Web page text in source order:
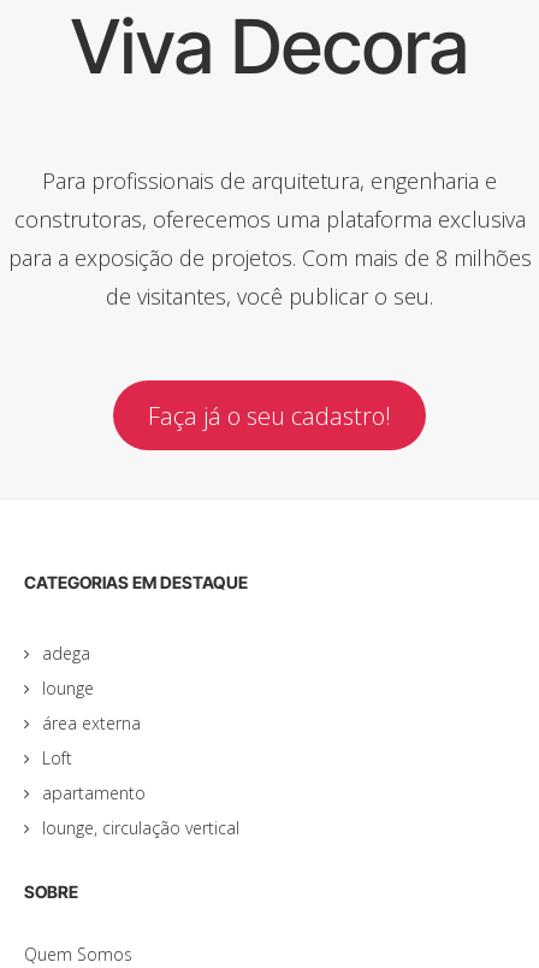
Viva Decora
Para profissionais de arquitetura, engenharia e
construtoras, oferecemos uma plataforma exclusiva
para a exposição de projetos. Com mais de 8 milhões
de visitantes, você publicar o seu.
Faça já o seu cadastro!
CATEGORIAS EM DESTAQUE
adega
lounge
área externa
Loft
apartamento
lounge, circulação vertical
SOBRE
Quem Somos